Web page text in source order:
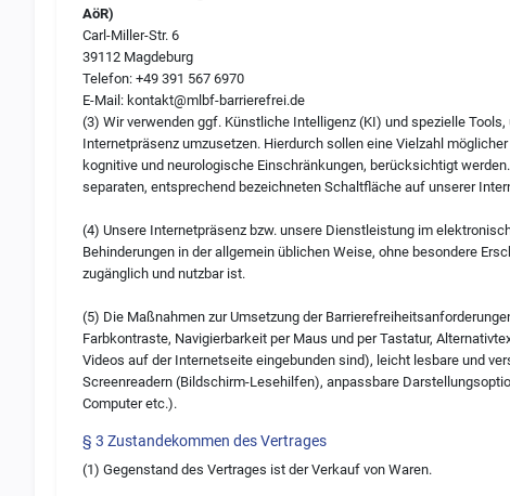
AöR)
Carl-Miller-Str. 6
39112 Magdeburg
Telefon: +49 391 567 6970
E-Mail: kontakt@mlbf-barrierefrei.de
(3) Wir verwenden ggf. Künstliche Intelligenz (KI) und spezielle
Internetpräsenz umzusetzen. Hierdurch sollen eine Vielzahl
kognitive und neurologische Einschränkungen, berücksichtigt
separaten, entsprechend bezeichneten Schaltfläche auf unserer
(4) Unsere Internetpräsenz bzw. unsere Dienstleistung im
Behinderungen in der allgemein üblichen Weise, ohne besondere
zugänglich und nutzbar ist.
(5) Die Maßnahmen zur Umsetzung der
Farbkontraste, Navigierbarkeit per Maus und per Tastatur,
Videos auf der Internetseite eingebunden sind), leicht lesbare und
Screenreadern (Bildschirm-Lesehilfen), anpassbare
Computer etc.).
§ 3 Zustandekommen des Vertrages
(1) Gegenstand des Vertrages ist der Verkauf von Waren.